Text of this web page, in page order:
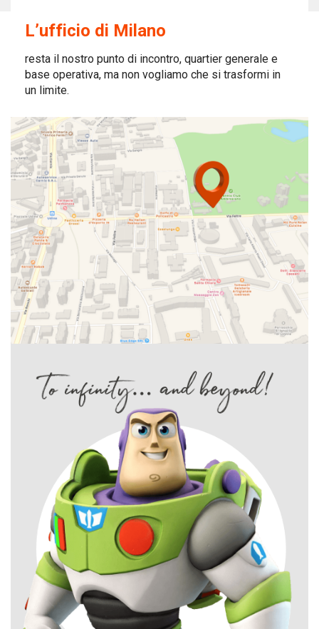
L’ufficio di Milano
resta il nostro punto di incontro, quartier generale e
base operativa, ma non vogliamo che si trasformi in
un limite.